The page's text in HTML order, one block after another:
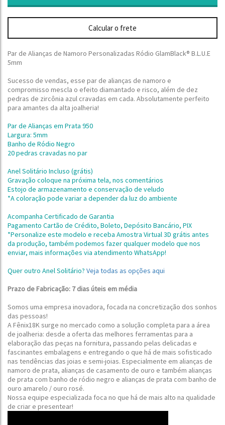
Calcular o frete
Par de Alianças de Namoro Personalizadas Ródio GlamBlack® B.L.U.E
5mm
Sucesso de vendas, esse par de alianças de namoro e
compromisso mescla o efeito diamantado e risco, além de dez
pedras de zircônia azul cravadas em cada. Absolutamente perfeito
para amantes da alta joalheria!
Par de Alianças em Prata 950
Largura: 5mm
Banho de Ródio Negro
20 pedras cravadas no par
Anel Solitário Incluso (grátis)
Gravação coloque na próxima tela, nos comentários
Estojo de armazenamento e conservação de veludo
*A coloração pode variar a depender da luz do ambiente
Acompanha Certificado de Garantia
Pagamento Cartão de Crédito, Boleto, Depósito Bancário, PIX
*Personalize este modelo e receba Amostra Virtual 3D grátis antes
da produção, também podemos fazer qualquer modelo que nos
enviar, mais informações via atendimento WhatsApp!
Quer outro Anel Solitário? Veja todas as opções aqui
Prazo de Fabricação: 7 dias úteis em média
Somos uma empresa inovadora, focada na concretização dos sonhos
das pessoas!
A Fênix18K surge no mercado como a solução completa para a área
de joalheria: desde a oferta das melhores ferramentas para a
elaboração das peças na fornitura, passando pelas delicadas e
fascinantes embalagens e entregando o que há de mais sofisticado
nas tendências das joias e semi-joias. Especialmente em alianças de
namoro de prata, alianças de casamento de ouro e também alianças
de prata com banho de ródio negro e alianças de prata com banho de
ouro amarelo / ouro rosé.
Nossa equipe especializada foca no que há de mais alto na qualidade
de criar e presentear!